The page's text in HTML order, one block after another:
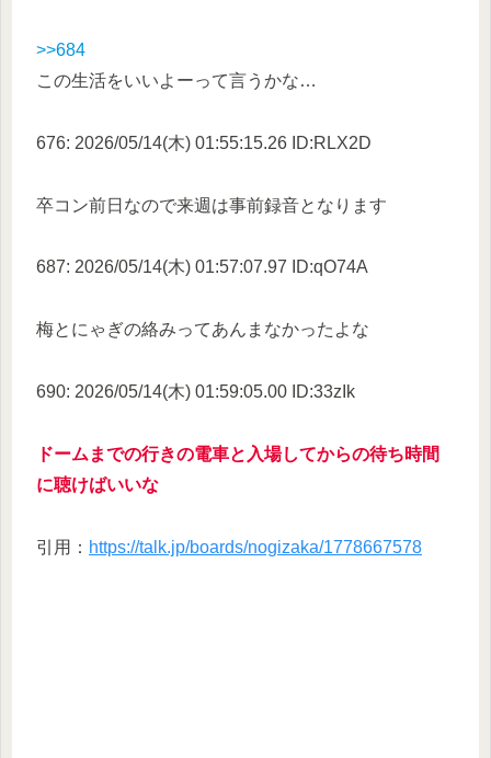
>>684
この生活をいいよーって言うかな…
676: 2026/05/14(木) 01:55:15.26 ID:RLX2D
卒コン前日なので来週は事前録音となります
687: 2026/05/14(木) 01:57:07.97 ID:qO74A
梅とにゃぎの絡みってあんまなかったよな
690: 2026/05/14(木) 01:59:05.00 ID:33zIk
ドームまでの行きの電車と入場してからの待ち時間
に聴けばいいな
引用： https://talk.jp/boards/nogizaka/1778667578